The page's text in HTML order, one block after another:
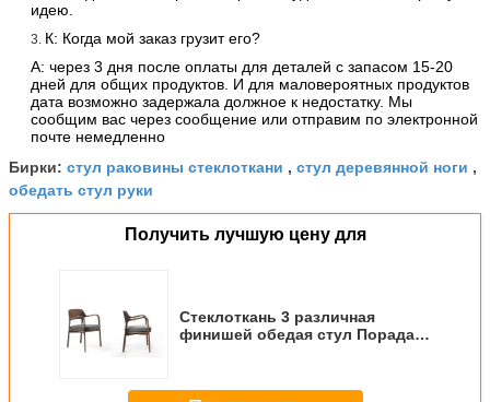
идею.
3. К: Когда мой заказ грузит его?
А: через 3 дня после оплаты для деталей с запасом 15-20
дней для общих продуктов. И для маловероятных продуктов
дата возможно задержала должное к недостатку. Мы
сообщим вас через сообщение или отправим по электронной
почте немедленно
Бирки: стул раковины стеклоткани , стул деревянной ноги ,
обедать стул руки
Получить лучшую цену для
Стеклоткань 3 различная
финишей обедая стул Порада